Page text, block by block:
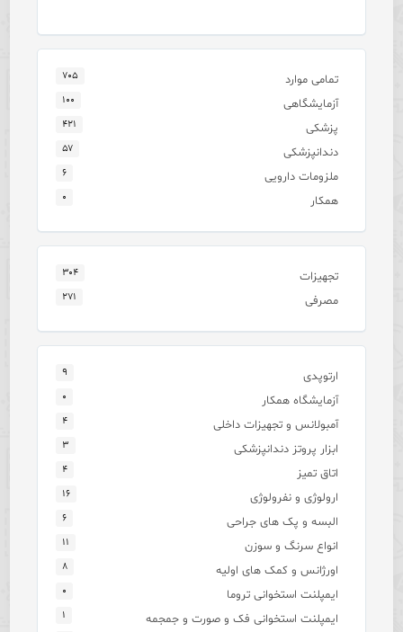
تمامی موارد ۷۰۵
آزمایشگاهی ۱۰۰
پزشکی ۴۲۱
دندانپزشکی ۵۷
ملزومات دارویی ۶
همکار ۰
تجهیزات ۳۰۴
مصرفی ۲۷۱
ارتوپدی ۹
آزمایشگاه همکار ۰
آمبولانس و تجهیزات داخلی ۴
ابزار پروتز دندانپزشکی ۳
اتاق تمیز ۴
ارولوژی و نفرولوژی ۱۶
البسه و پک های جراحی ۶
انواع سرنگ و سوزن ۱۱
اورژانس و کمک های اولیه ۸
ایمپلنت استخوانی تروما ۰
ایمپلنت استخوانی فک و صورت و جمجمه ۱